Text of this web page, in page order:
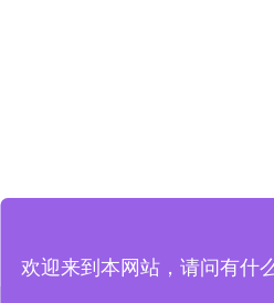
欢迎来到本网站，请问有什